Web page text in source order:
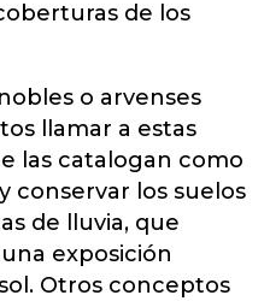
de los
o arvenses
llamar a estas
las catalogan como
conservar los suelos
de lluvia, que
exposición
Otros conceptos